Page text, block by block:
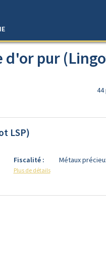
d'or pur
LSP)
Fiscalité : Métaux
Plus de détails